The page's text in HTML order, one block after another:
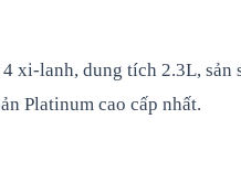
xi-lanh, dung tích 2.3L,
Platinum cao cấp nhất.